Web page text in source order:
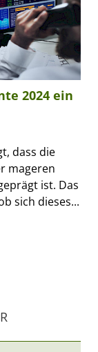
2024 ein
dass die
mageren
ist. Das
sich dieses...